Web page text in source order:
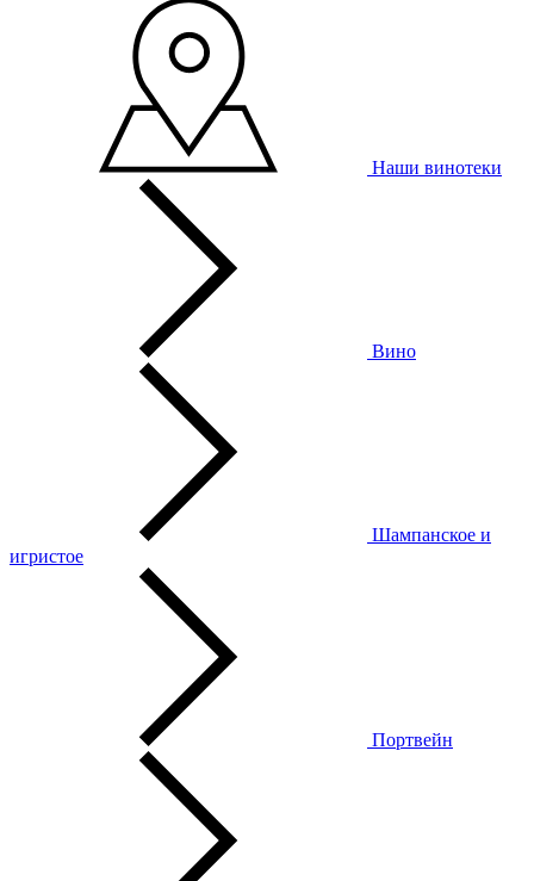
Наши винотеки
Вино
Шампанское и
игристое
Портвейн